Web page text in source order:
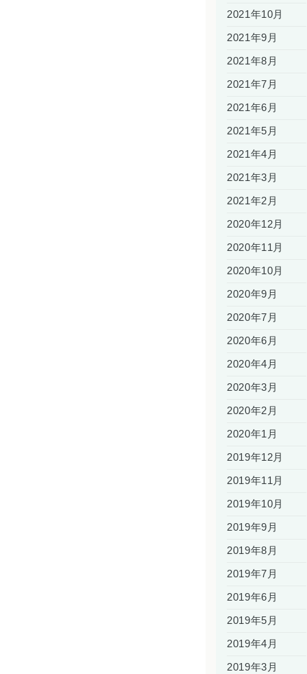
2021年10月
2021年9月
2021年8月
2021年7月
2021年6月
2021年5月
2021年4月
2021年3月
2021年2月
2020年12月
2020年11月
2020年10月
2020年9月
2020年7月
2020年6月
2020年4月
2020年3月
2020年2月
2020年1月
2019年12月
2019年11月
2019年10月
2019年9月
2019年8月
2019年7月
2019年6月
2019年5月
2019年4月
2019年3月